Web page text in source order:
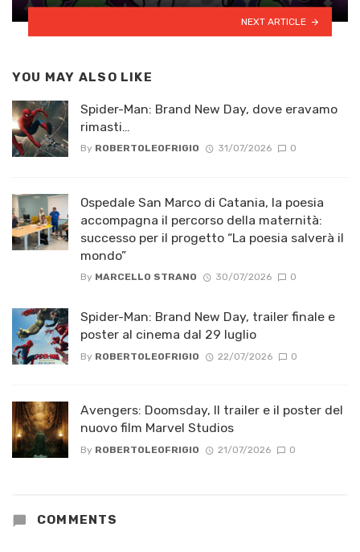
NEXT ARTICLE
YOU MAY ALSO LIKE
Spider-Man: Brand New Day, dove eravamo
rimasti…
By ROBERTOLEOFRIGIO 31/07/2026 0
Ospedale San Marco di Catania, la poesia
accompagna il percorso della maternità:
successo per il progetto “La poesia salverà il
mondo”
By MARCELLO STRANO 30/07/2026 0
Spider-Man: Brand New Day, trailer finale e
poster al cinema dal 29 luglio
By ROBERTOLEOFRIGIO 22/07/2026 0
Avengers: Doomsday, Il trailer e il poster del
nuovo film Marvel Studios
By ROBERTOLEOFRIGIO 21/07/2026 0
COMMENTS